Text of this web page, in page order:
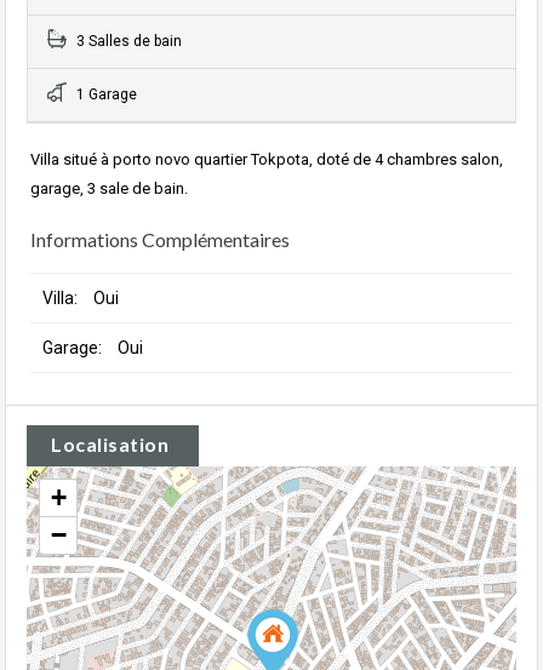
3 Salles de bain
1 Garage
Villa situé à porto novo quartier Tokpota, doté de 4 chambres salon,
garage, 3 sale de bain.
Informations Complémentaires
Villa: Oui
Garage: Oui
Localisation
+
−